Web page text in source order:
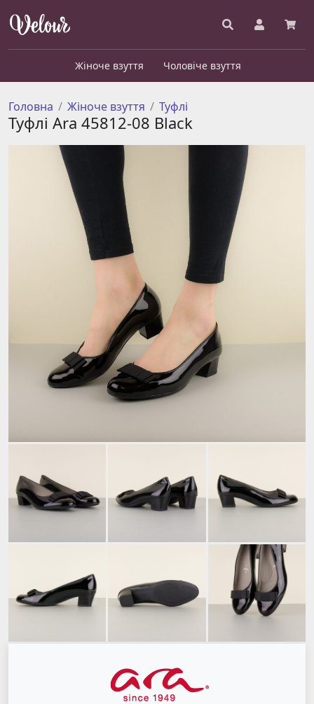
Жіноче взуття Чоловіче взуття
Головна Жіноче взуття Туфлі
Туфлі Ara 45812-08 Black